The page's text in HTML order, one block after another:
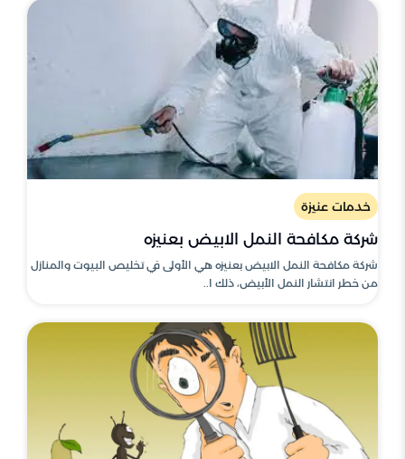
خدمات عنيزة
شركة مكافحة النمل الابيض بعنيزه
شركة مكافحة النمل الابيض بعنيزه هي الأولى في تخليص البيوت والمنازل
من خطر انتشار النمل الأبيض، ذلك ا..